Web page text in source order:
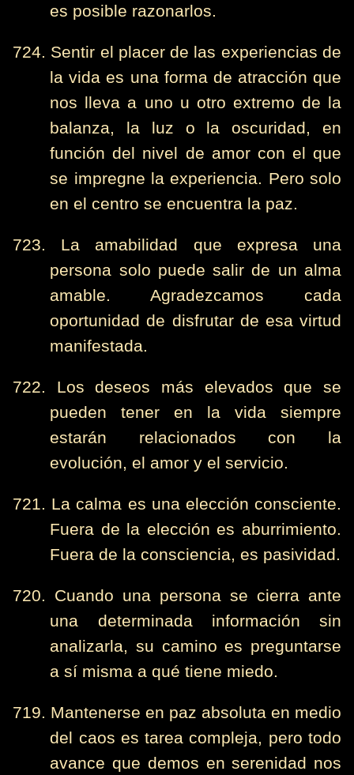
es posible razonarlos.
724. Sentir el placer de las experiencias de
la vida es una forma de atracción que
nos lleva a uno u otro extremo de la
balanza, la luz o la oscuridad, en
función del nivel de amor con el que
se impregne la experiencia. Pero solo
en el centro se encuentra la paz.
723. La amabilidad que expresa una
persona solo puede salir de un alma
amable. Agradezcamos cada
oportunidad de disfrutar de esa virtud
manifestada.
722. Los deseos más elevados que se
pueden tener en la vida siempre
estarán relacionados con la
evolución, el amor y el servicio.
721. La calma es una elección consciente.
Fuera de la elección es aburrimiento.
Fuera de la consciencia, es pasividad.
720. Cuando una persona se cierra ante
una determinada información sin
analizarla, su camino es preguntarse
a sí misma a qué tiene miedo.
719. Mantenerse en paz absoluta en medio
del caos es tarea compleja, pero todo
avance que demos en serenidad nos